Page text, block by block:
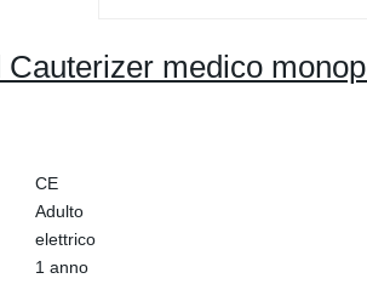
medico
CE
Adulto
elettrico
1 anno